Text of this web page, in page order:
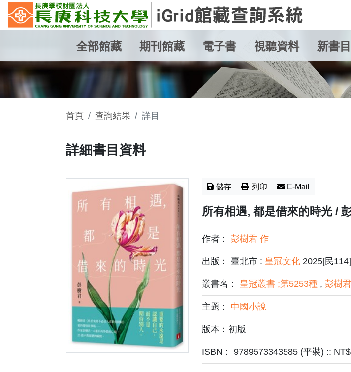
全部館藏 期刊館藏 電子書 視聽資料 新書
首頁 查詢結果 詳目
詳細書目資料
儲存 列印 E-Mail
所有相遇, 都是借來的時光 /
作者： 彭樹君 作
出版： 臺北市 : 皇冠文化2025[民114]
叢書名： 皇冠叢書 ;第5253種, 彭樹
主題： 中國小說
版本：初版
ISBN： 9789573343585 (平裝) ::